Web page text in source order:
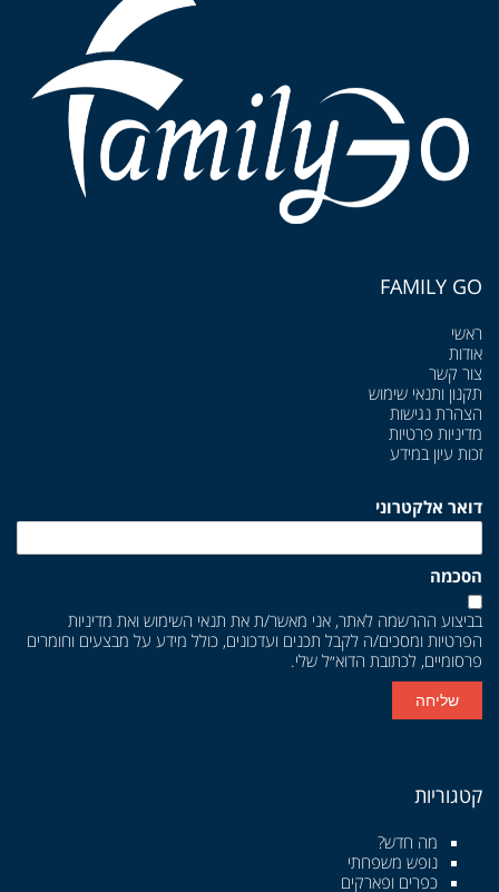
FAMILY GO
ראשי
אודות
צור קשר
תקנון ותנאי שימוש
הצהרת נגישות
מדיניות פרטיות
זכות עיון במידע
דואר אלקטרוני
הסכמה
בביצוע ההרשמה לאתר, אני מאשר/ת את תנאי השימוש ואת מדיניות
הפרטיות ומסכים/ה לקבל תכנים ועדכונים, כולל מידע על מבצעים וחומרים
פרסומיים, לכתובת הדוא״ל שלי.
שליחה
קטגוריות
מה חדש?
נופש משפחתי
כפרים ופארקים